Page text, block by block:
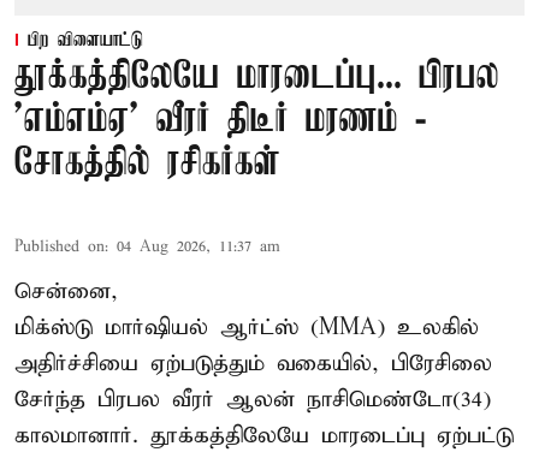
பிற விளையாட்டு
தூக்கத்திலேயே மாரடைப்பு... பிரபல
’எம்எம்ஏ’ வீரர் திடீர் மரணம் -
சோகத்தில் ரசிகர்கள்
Published on: 04 Aug 2026, 11:37 am
சென்னை,
மிக்ஸ்டு மார்ஷியல் ஆர்ட்ஸ் (MMA) உலகில்
அதிர்ச்சியை ஏற்படுத்தும் வகையில், பிரேசிலை
சேர்ந்த பிரபல வீரர் ஆலன் நாசிமெண்டோ(34)
காலமானார். தூக்கத்திலேயே மாரடைப்பு ஏற்பட்டு